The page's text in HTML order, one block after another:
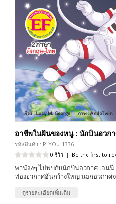
อาชีพในฝันของหนู : นักบินอวก
รหัสสินค้า : P-YOU-1336
0 รีวิว | Be the first to
พาน้องๆ ไปพบกับนักบินอวกาศ เจนนี่
ท่องอวกาศอันกว้างใหญ่ นอกอวกาศ
ดูรายละเอียดเพิ่มเติม